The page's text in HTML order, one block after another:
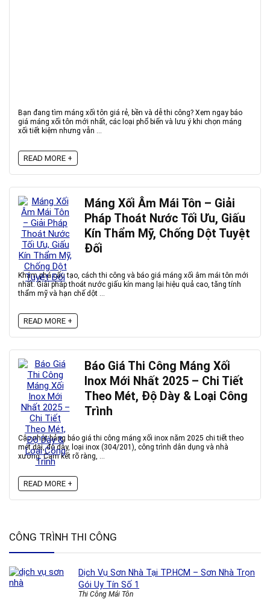
Bạn đang tìm máng xối tôn giá rẻ, bền và dễ thi công? Xem ngay báo
giá máng xối tôn mới nhất, các loại phổ biến và lưu ý khi chọn máng
xối tiết kiệm nhưng vẫn ...
READ MORE +
Máng Xối Âm Mái Tôn – Giải
Pháp Thoát Nước Tối Ưu, Giấu
Kín Thẩm Mỹ, Chống Dột Tuyệt
Đối
Khám phá cấu tạo, cách thi công và báo giá máng xối âm mái tôn mới
nhất. Giải pháp thoát nước giấu kín mang lại hiệu quả cao, tăng tính
thẩm mỹ và hạn chế dột ...
READ MORE +
Báo Giá Thi Công Máng Xối
Inox Mới Nhất 2025 – Chi Tiết
Theo Mét, Độ Dày & Loại Công
Trình
Cập nhật bảng báo giá thi công máng xối inox năm 2025 chi tiết theo
mét dài, độ dày, loại inox (304/201), công trình dân dụng và nhà
xưởng. Cam kết rõ ràng, ...
READ MORE +
CÔNG TRÌNH THI CÔNG
Dịch Vụ Sơn Nhà Tại TP.HCM – Sơn Nhà Trọn
Gói Uy Tín Số 1
Thi Công Mái Tôn